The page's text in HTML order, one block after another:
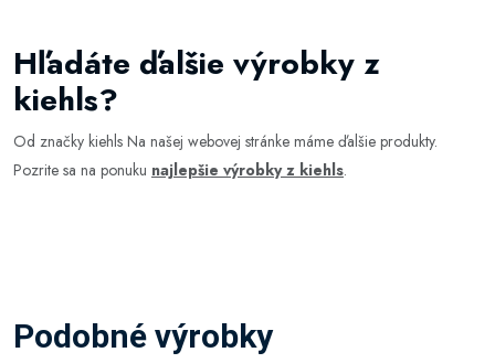
Hľadáte ďalšie výrobky z
kiehls?
Od značky kiehls Na našej webovej stránke máme ďalšie produkty.
Pozrite sa na ponuku najlepšie výrobky z kiehls.
Podobné výrobky